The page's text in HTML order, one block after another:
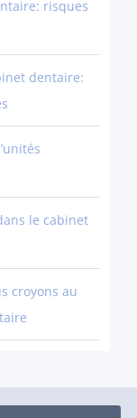
risques
dentaire:
le cabinet
croyons au